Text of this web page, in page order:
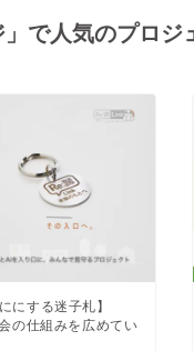
くり・地域活性化
」で人気のプロジ
にする迷子札】
の仕組みを広めてい